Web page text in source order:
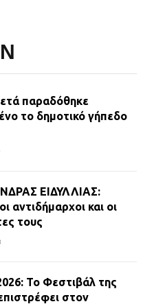
παραδόθηκε
το δημοτικό γήπεδο
ΕΙΔΥΛΛΙΑΣ:
αντιδήμαρχοι και οι
τους
Το Φεστιβάλ της
στον